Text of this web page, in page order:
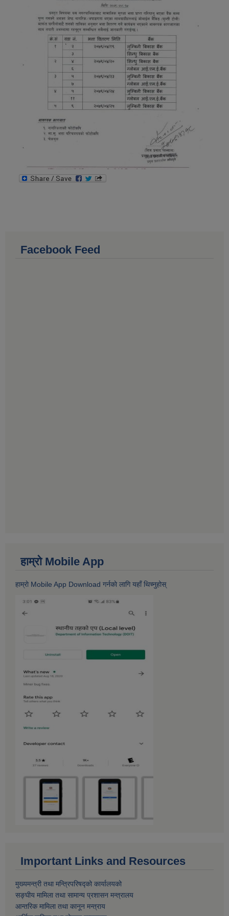
Facebook Feed
हाम्राे Mobile App
हाम्राे Mobile App Download गर्नकाे लागि यहाँ थिच्नुहोस्‌
Important Links and Resources
मुख्यमन्त्री तथा मन्त्रिपरिषद्को कार्यालयको
सङ्घीय मामिला तथा सामान्य प्रशासन मन्त्रालय
आन्तरिक मामिला तथा कानून मन्त्राय